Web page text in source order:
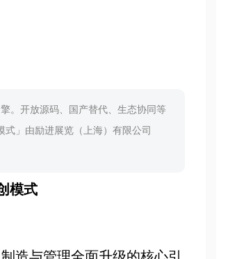
。开放源码、国产替代、生态协同等
」由励进展览（上海）有限公司
模式